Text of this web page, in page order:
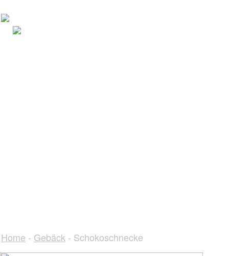
Home - Gebäck - Schokoschnecke